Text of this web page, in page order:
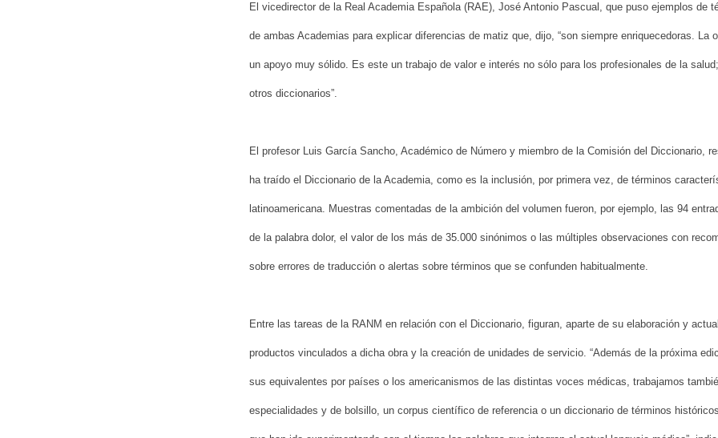
El vicedirector de la Real Academia Española (RAE), José Antonio Pascual, que puso ejemplos de
de ambas Academias para explicar diferencias de matiz que, dijo, “son siempre enriquecedoras. La
un apoyo muy sólido. Es este un trabajo de valor e interés no sólo para los profesionales de la
otros diccionarios”.
El profesor Luis García Sancho, Académico de Número y miembro de la Comisión del Diccionario,
ha traído el Diccionario de la Academia, como es la inclusión, por primera vez, de términos
latinoamericana. Muestras comentadas de la ambición del volumen fueron, por ejemplo, las 94
de la palabra dolor, el valor de los más de 35.000 sinónimos o las múltiples observaciones con
sobre errores de traducción o alertas sobre términos que se confunden habitualmente.
Entre las tareas de la RANM en relación con el Diccionario, figuran, aparte de su elaboración y
productos vinculados a dicha obra y la creación de unidades de servicio. “Además de la próxima
sus equivalentes por países o los americanismos de las distintas voces médicas, trabajamos
especialidades y de bolsillo, un corpus científico de referencia o un diccionario de términos